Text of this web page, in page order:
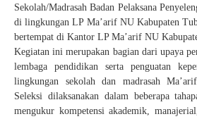
Sekolah/Madrasah Badan Pelaksana
di lingkungan LP Ma’arif NU Kabupaten
bertempat di Kantor LP Ma’arif NU
Kegiatan ini merupakan bagian dari upaya
lembaga pendidikan serta penguatan
lingkungan sekolah dan madrasah
Seleksi dilaksanakan dalam beberapa
mengukur kompetensi akademik,